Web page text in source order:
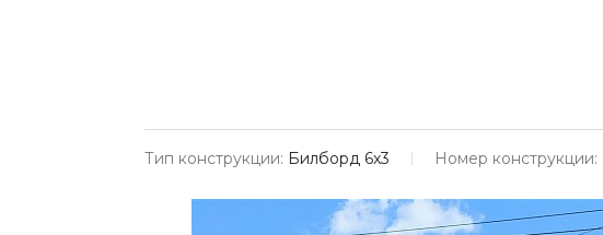
Тип конструкции: Билборд 6х3 Номер конструкции: